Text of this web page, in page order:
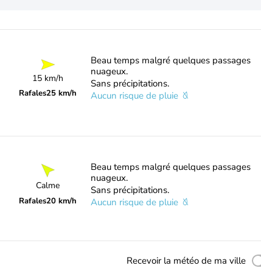
15 km/h
Rafales25 km/h
Beau temps malgré quelques passages
nuageux.
Sans précipitations.
Aucun risque de pluie
Calme
Rafales20 km/h
Beau temps malgré quelques passages
nuageux.
Sans précipitations.
Aucun risque de pluie
Recevoir la météo de ma ville